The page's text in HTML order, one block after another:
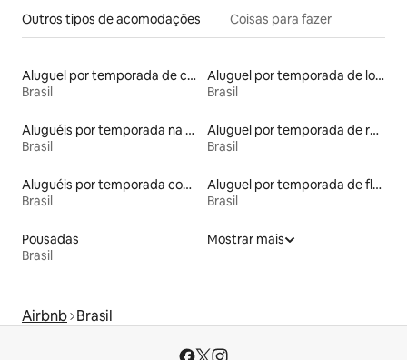
Outros tipos de acomodações Coisas para fazer
Aluguel por temporada de casas-barco
Brasil
Aluguel por temporada de lofts
Brasil
Aluguéis por temporada na orla
Brasil
Aluguel por temporada de ranchos
Brasil
Aluguéis por temporada com caiaque
Brasil
Aluguel por temporada de flats
Brasil
Pousadas
Brasil
Mostrar mais
Airbnb Brasil